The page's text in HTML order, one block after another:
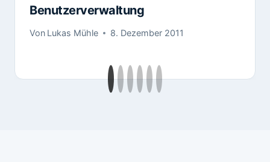
Benutzerverwaltung
Von Lukas Mühle 8. Dezember 2011